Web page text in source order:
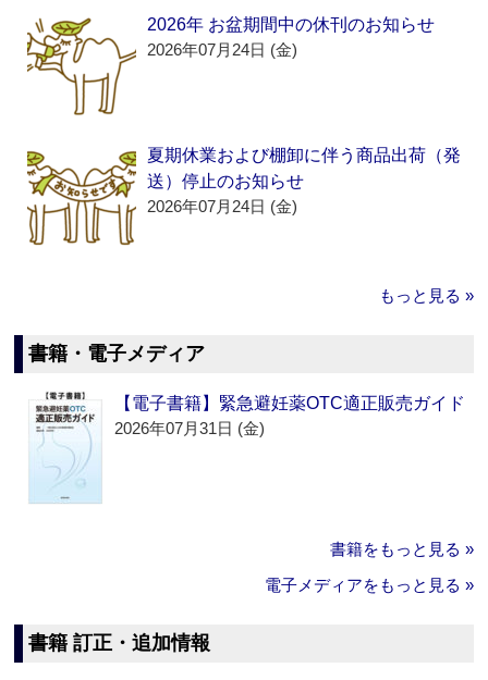
2026年 お盆期間中の休刊のお知らせ
2026年07月24日 (金)
夏期休業および棚卸に伴う商品出荷（発
送）停止のお知らせ
2026年07月24日 (金)
もっと見る »
書籍・電子メディア
【電子書籍】緊急避妊薬OTC適正販売ガイド
2026年07月31日 (金)
書籍をもっと見る »
電子メディアをもっと見る »
書籍 訂正・追加情報